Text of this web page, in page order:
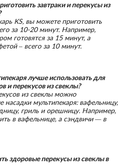
завтраки и перекусы из
KS, вы можете приготовить
за 10-20 минут. Например,
готовятся за 15 минут, а
– всего за 10 минут.
лучше использовать для
и перекусов из свеклы?
из свеклы можно
насадки мультипекаря: вафельницу,
гриль и орешницу. Например,
в вафельнице, а сэндвичи — в
здоровые перекусы из свеклы в